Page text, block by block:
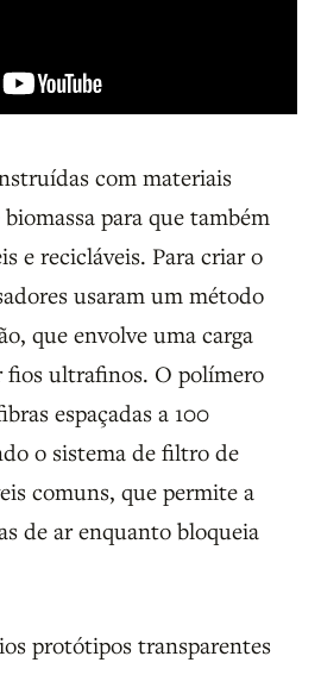
com materiais
para que também
​​e recicláveis. Para criar o
usaram um método
que envolve uma carga
fios ultrafinos. O polímero
espaçadas a 100
o sistema de filtro de
​​comuns, que permite a
de ar enquanto bloqueia
protótipos transparentes